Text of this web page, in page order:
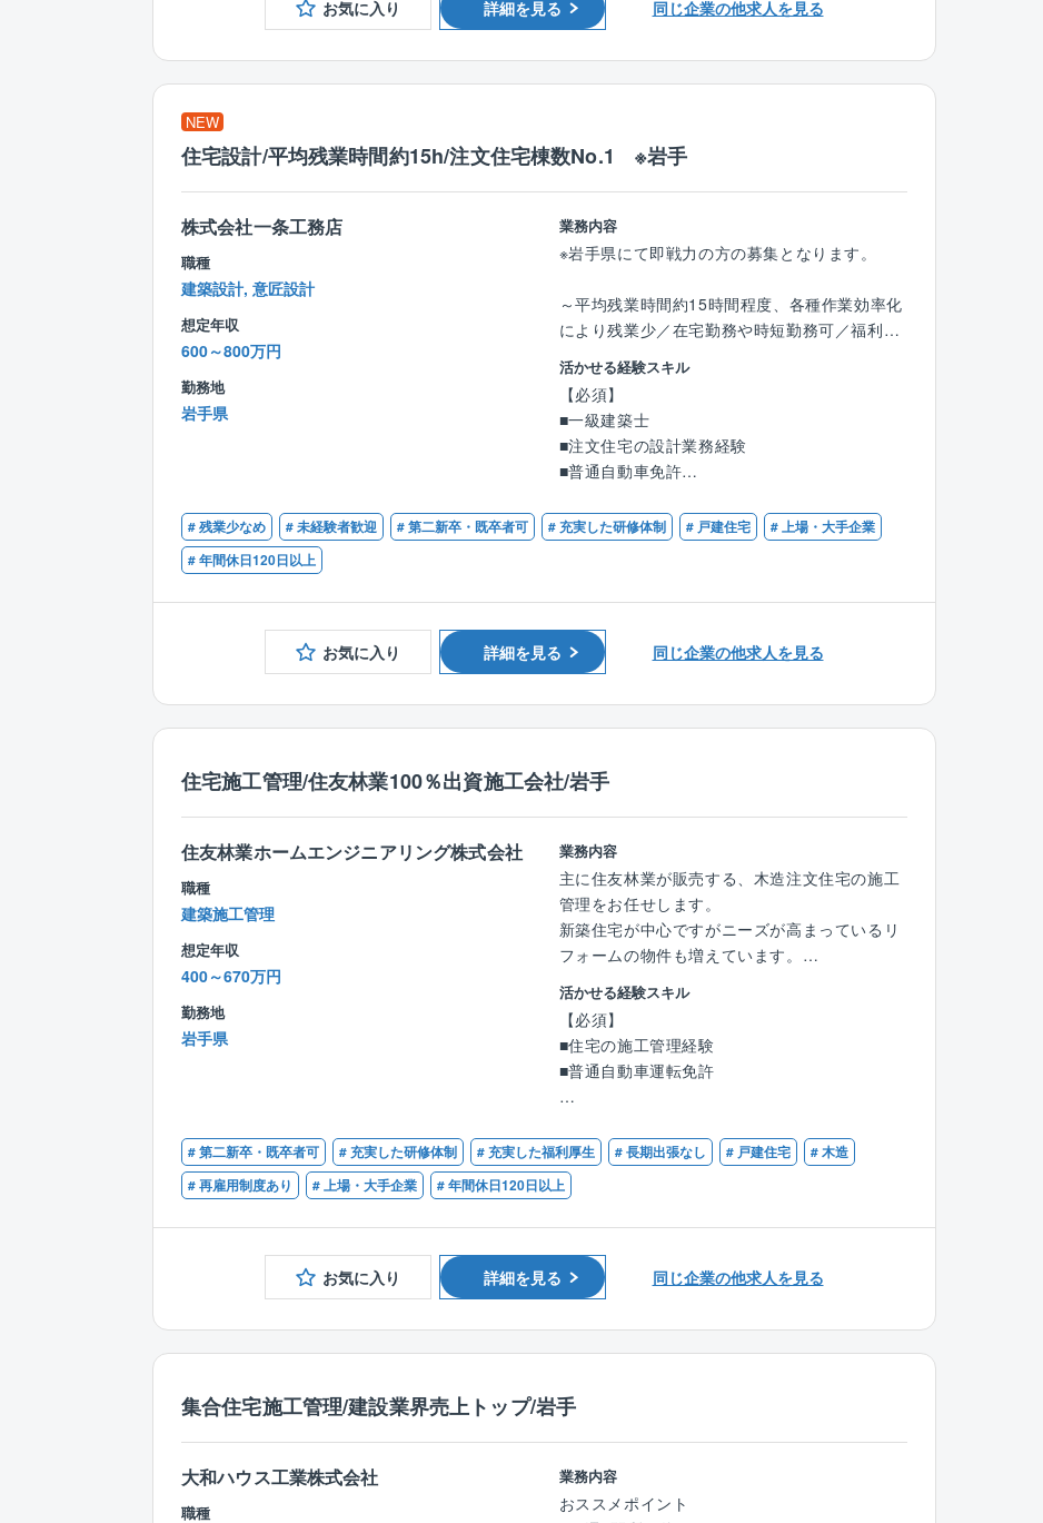
■法及び構造チェック後の契約用図面と見積書
■お客様と打合せを行い、最終図面の決定
■図面設計業務
※年間で10棟～20棟の設計をご担当いただきま
す。
場合があります。
年間休日120日、残業は月20～30時間程度と働
きやすい環境が整っています。
入社後の研修も徐々に充実化を図っており、育
成にも力をいれています。
設計職は特に育成体制が整っており、離職率も
与＋残業代）
13年目：係長／934万円（月収50.6万円＋賞与
＋残業代）
＋残業代）
住宅手当、子ども同伴勤務制度、半日/時間単位
有給休暇制度など福利厚生の充実度向上を図
への取り組みをより一層積極的、継続的に推進
してまいります。
■同社の強み：
低価格×良品質が強みであり、独自の流通／調
達／工事を導入したことで一般的な住宅坪単価
の約半分の値段を実現しています。
効率的な広告戦略による高認知度の獲得、さら
に全国に展示場を持つスケールメリットによる
お気に入り 詳細を見る 同じ企業の他求人を見る
NEW
住宅設計/平均残業時間約15h/注文住宅棟数No.1 ※岩手
株式会社一条工務店
職種
建築設計, 意匠設計
想定年収
600～800万円
勤務地
岩手県
業務内容
※岩手県にて即戦力の方の募集となります。
～平均残業時間約15時間程度、各種作業効率化
により残業少／在宅勤務や時短勤務可／福利厚
生充実～
■業務の概要：
木造軸組工法/2×6工法の注文住宅の設計業務
（注文住宅のプランの企画/製図、敷地調査、各
種申請など）をお任せします。
「百邸百様」の住まいづくり。お客様とじっく
一条工務店の設計職が担当する案件は、年に25
～35件ほど。
■職務詳細：
住宅展示場へ来場されるお客様に対して注文住
宅のプランの企画/製図、敷地調査、建築確認等
各種申請業務等をお任せします。
注文住宅の為、定型的なパターンはございませ
ん。
お客様と何度も打合せを繰り返す中から、お客
様が考えている漠然としたイメージをカタチに
して頂く仕事です。
「お客様の満足度」と「後工程担当の業務が円
滑に流れるかどうか」は、設計担当の力による
ところが大きく、いわば家づくりの「要」のポ
ジションです。
なく施工現場/完成現場を見に行く機会も多く、
家づくり全般に目を配ります。
その為、お客様がとても身近に感じられます。
お客様の声をダイレクトに聞きながら、お客様
と一緒に家を造り上げるやりがいを感じてくだ
さい。
【特徴】
■CADやパースはグループ内のCADセンター
を確立。
う」という理念に共感できる方を求めておりま
す。
活かせる経験スキル
【必須】
■一級建築士
■注文住宅の設計業務経験
■普通自動車免許
# 残業少なめ # 未経験者歓迎 # 第二新卒・既卒者可 # 充実した研修体制 # 戸建住宅
# 上場・大手企業
# 年間休日120日以上
お気に入り 詳細を見る 同じ企業の他求人を見る
住宅施工管理/住友林業100％出資施工会社/岩手
住友林業ホームエンジニアリング株式会社
職種
建築施工管理
想定年収
400～670万円
勤務地
岩手県
業務内容
主に住友林業が販売する、木造注文住宅の施工
管理をお任せします。
新築住宅が中心ですがニーズが高まっているリ
フォームの物件も増えています。
■木造軸組構法やツーバイフォー構法、親会社
オリジナルのビッグフレーム構法による木造注
文住宅の施工管理です。
■複数の現場を並行して担当します。個人差が
ありますが、年間15～20棟程度を手がけます。
■品質、安全、原価、工程を管理していきま
す。
■お客様の管理、立会い等に関しては親会社で
中してお仕事ができる環境です。
としてないので、各現場でさまざまな経験を積
むことができるでしょう。これまでの経験を充
分に活かし、木の温もりが伝わるような住まい
を創り上げてください。
活かせる経験スキル
【必須】
■住宅の施工管理経験
■普通自動車運転免許
■建築施工管理技士または建築士有資格者
■木造住宅の施工管理経験
■土木施工管理技士
■リフォームの施工管理経験
# 第二新卒・既卒者可 # 充実した研修体制 # 充実した福利厚生 # 長期出張なし # 戸建住宅
# 木造
# 再雇用制度あり
# 上場・大手企業 # 年間休日120日以上
お気に入り 詳細を見る 同じ企業の他求人を見る
集合住宅施工管理/建設業界売上トップ/岩手
大和ハウス工業株式会社
職種
業務内容
おススメポイント